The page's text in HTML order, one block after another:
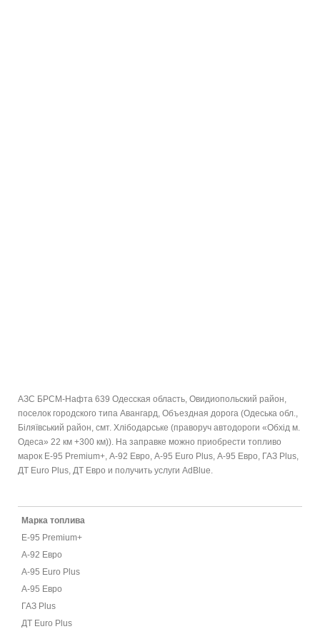
АЗС БРСМ-Нафта 639 Одесская область, Овидиопольский район,
поселок городского типа Авангард, Объездная дорога (Одеська обл.,
Біляївський район, смт. Хлібодарське (праворуч автодороги «Обхід м.
Одеса» 22 км +300 км)). На заправке можно приобрести топливо
марок E-95 Premium+, А-92 Евро, А-95 Euro Plus, А-95 Евро, ГАЗ Plus,
ДТ Euro Plus, ДТ Евро и получить услуги AdBlue.
Марка топлива
E-95 Premium+
А-92 Евро
А-95 Euro Plus
А-95 Евро
ГАЗ Plus
ДТ Euro Plus